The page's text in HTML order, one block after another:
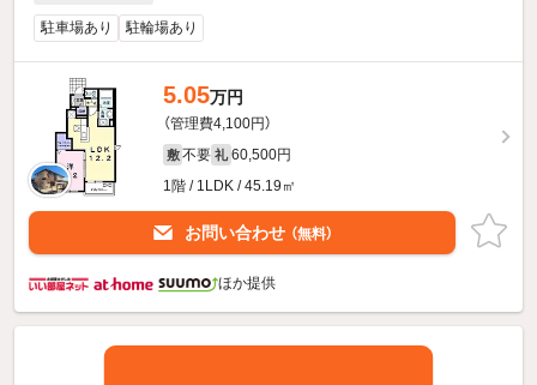
駐車場あり 駐輪場あり
5.05万円
（管理費4,100円）
敷 不要 礼 60,500円
1階 / 1LDK / 45.19㎡
お問い合わせ （無料）
ほか提供